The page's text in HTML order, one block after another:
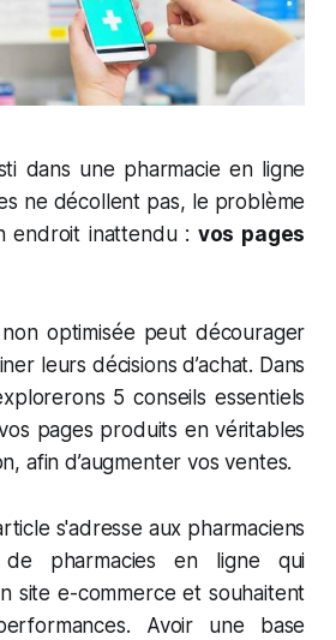
dans une pharmacie en ligne
ne décollent pas, le problème
endroit inattendu : vos pages
optimisée peut décourager
leurs décisions d’achat. Dans
5 conseils essentiels
pages produits en véritables
afin d’augmenter vos ventes.
s'adresse aux pharmaciens
de pharmacies en ligne qui
site e-commerce et souhaitent
Avoir une base